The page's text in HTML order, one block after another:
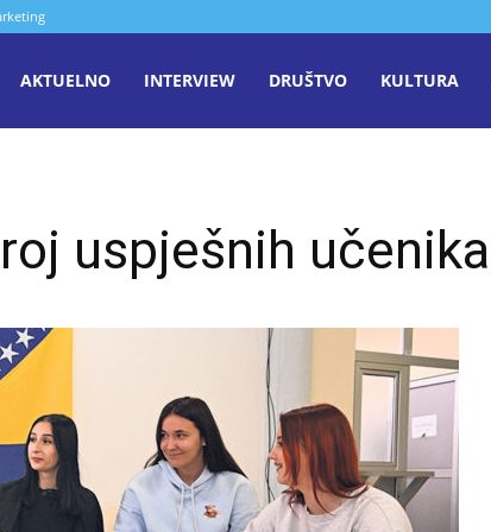
AKTUELNO INTERVIEW DRUŠTVO KULTURA
uspješnih učenika